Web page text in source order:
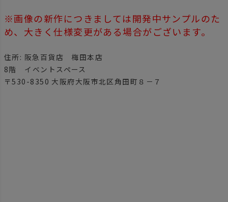
※画像の新作につきましては開発中サンプルのた
め、大きく仕様変更がある場合がございます。
住所: 阪急百貨店 梅田本店
8階 イベントスペース
〒530-8350 大阪府大阪市北区角田町８－７